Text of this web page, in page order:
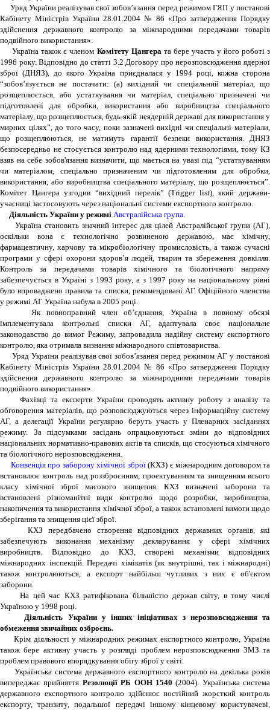
Уряд України реалізував свої зобов’язання перед режимом ГЯП у постанові
Кабінету Міністрів України 28.01.2004 № 86 «Про затвердження Порядку
здійснення державного контролю за міжнародними передачами товарів
подвійного використання».
Україна також є членом Комітету Цангерата бере участь у його роботі з
1996 року. Відповідно до статті 3.2 Договору про нерозповсюдження ядерної
зброї (ДНЯЗ), до якого Україна приєдналася у 1994 році, кожна сторона
“зобов’язується не постачати: (а) вихідний чи спеціальний матеріал, що
розщеплюється, або устаткування чи матеріал, спеціально призначені чи
підготовлені для обробки, використання або виробництва спеціального
матеріалу, що розщеплюється, будь-якій неядерній державі для використання у
мирних цілях”, до того часу, поки зазначені вихідні чи спеціальні матеріали,
що розщеплюються, не матимуть гарантії безпеки використання. ДНЯЗ
безпосередньо не стосується контролю над ядерними технологіями, тому КЗ
взяв на себе зобов'язання визначити, що мається на увазі під “устаткуванням
чи матеріалом, спеціально призначеним чи підготовленим для обробки,
використання, або виробництва спеціального матеріалу, що розщеплюється”.
Комітет Цангера узгодив “вихідний перелік” (Trigger list), який держави-
учасниці застосовують через національні системи експортного контролю.
Діяльність України у режимі Австралійська група.
Україна становить значний інтерес для цілей Австралійської групи (АГ),
оскільки вона є технологічно розвиненою державою, має хімічну,
фармацевтичну, харчову та мікробіологічну промисловість, а також сучасні
програми у сфері охорони здоров’я людей, тварин та збереження довкілля.
Контроль за передачами товарів хімічного та біологічного напряму
забезпечується в Україні з 1993 року, а з 1997 року на національному рівні
було впроваджено правила та списки, рекомендовані АГ. Офіційного членства
у режимі АГ Україна набула в 2005 році.
Як повноправний член об’єднання, Україна в повному обсязі
імплементувала контрольні списки АГ, адаптувала своє національне
законодавство до вимог Режиму, запровадила надійну систему експортного
контролю, яка отримала визнання міжнародного співтовариства.
Уряд України реалізував свої зобов’язання перед режимом АГ у постанові
Кабінету Міністрів України 28.01.2004 № 86 «Про затвердження Порядку
здійснення державного контролю за міжнародними передачами товарів
подвійного використання».
Фахівці та експерти України проводять активну роботу з аналізу та
обговорення матеріалів, що розповсюджуються через інформаційну систему
АГ, а делегації України регулярно беруть участь у Пленарних засіданнях
режиму. За підсумками засідань опрацьовуються зміни до відповідних
національних нормативно-правових актів та списків, що стосуються хімічного
та біологічного нерозповсюдження.
Конвенція про заборону хімічної зброї(КХЗ) є міжнародним договором та
встановлює контроль над роззброєнням, проектуванням та знищенням всього
класу хімічної зброї масового знищення. КХЗ визначені заборони та
встановлені різноманітні види контролю щодо розробки, виробництва,
накопичення та використання хімічної зброї, а також встановлені вимоги щодо
зберігання та знищення цієї зброї.
КХЗ передбачено створення відповідних державних органів, які
забезпечують виконання механізму декларування у сфері хімічних
виробництв. Відповідно до КХЗ, створені механізми відповідних
міжнародних інспекцій. Передачі хімікатів (як внутрішні, так і міжнародні)
також контролюються, а експорт найбільш чутливих з них є об'єктом
заборони.
На цей час КХЗ ратифікована більшістю держав світу, в тому числі
Україною у 1998 році.
Діяльність України у інших ініціативах з нерозповсюдження та
обмеження звичайних озброєнь.
Крім діяльності у міжнародних режимах експортного контролю, Україна
також бере активну участь у розгляді проблем нерозповсюдження ЗМЗ та
проблем правового впорядкування обігу зброї у світі.
Українська система державного експортного контролю на декілька років
випереджає прийняття Резолюції РБ ООН 1540 (2004). Українська система
державного експортного контролю здійснює постійний жорсткий контроль
експорту, транзиту, подальшої передачі іншому кінцевому користувачеві,